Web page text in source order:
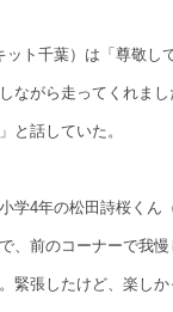
ト千葉）は「尊敬
ながら走ってくれま
と話していた。
学4年の松田詩桜くん
、前のコーナーで我
緊張したけど、楽しか